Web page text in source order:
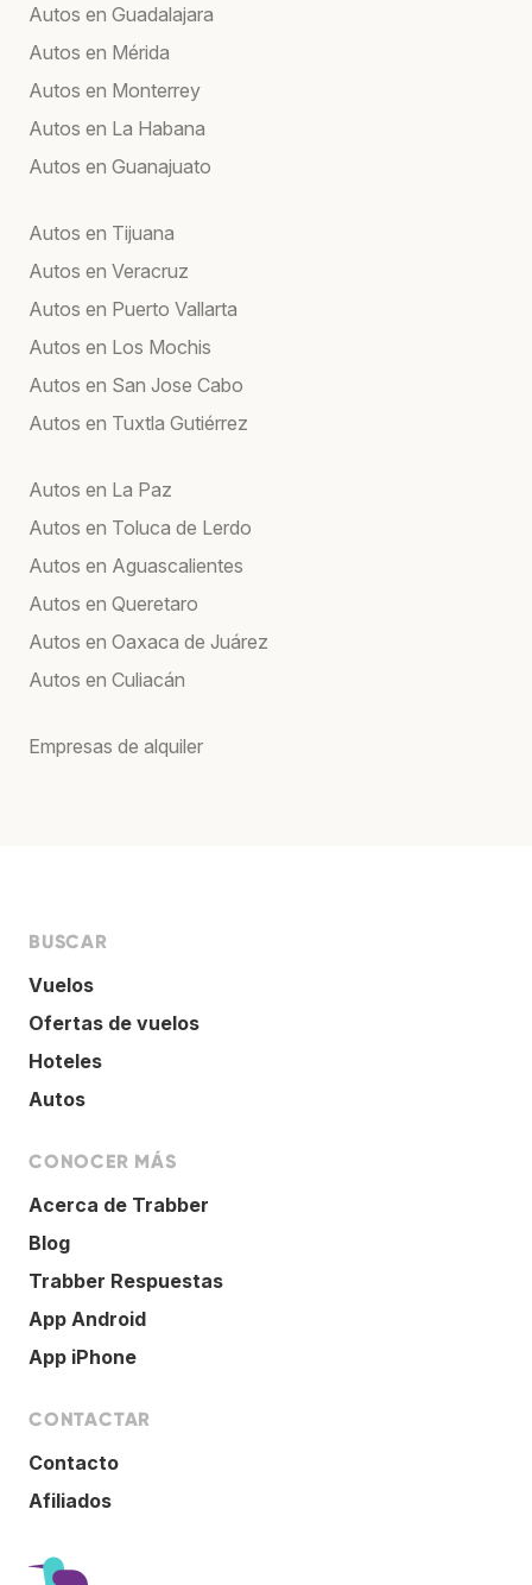
Autos en Guadalajara
Autos en Mérida
Autos en Monterrey
Autos en La Habana
Autos en Guanajuato
Autos en Tijuana
Autos en Veracruz
Autos en Puerto Vallarta
Autos en Los Mochis
Autos en San Jose Cabo
Autos en Tuxtla Gutiérrez
Autos en La Paz
Autos en Toluca de Lerdo
Autos en Aguascalientes
Autos en Queretaro
Autos en Oaxaca de Juárez
Autos en Culiacán
Empresas de alquiler
BUSCAR
Vuelos
Ofertas de vuelos
Hoteles
Autos
CONOCER MÁS
Acerca de Trabber
Blog
Trabber Respuestas
App Android
App iPhone
CONTACTAR
Contacto
Afiliados